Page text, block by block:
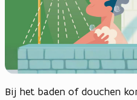
Bij het baden of douchen